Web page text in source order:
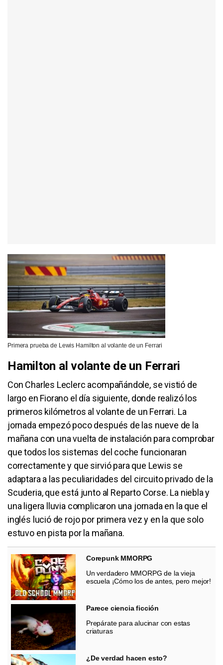
Primera prueba de Lewis Hamilton al volante de un Ferrari
Hamilton al volante de un Ferrari
Con Charles Leclerc acompañándole, se vistió de
largo en Fiorano el día siguiente, donde realizó los
primeros kilómetros al volante de un Ferrari. La
jornada empezó poco después de las nueve de la
mañana con una vuelta de instalación para comprobar
que todos los sistemas del coche funcionaran
correctamente y que sirvió para que Lewis se
adaptara a las peculiaridades del circuito privado de la
Scuderia, que está junto al Reparto Corse. La niebla y
una ligera lluvia complicaron una jornada en la que el
inglés lució de rojo por primera vez y en la que solo
estuvo en pista por la mañana.
Corepunk MMORPG
Un verdadero MMORPG de la vieja
escuela ¡Cómo los de antes, pero mejor!
Parece ciencia ficción
Prepárate para alucinar con estas
criaturas
¿De verdad hacen esto?